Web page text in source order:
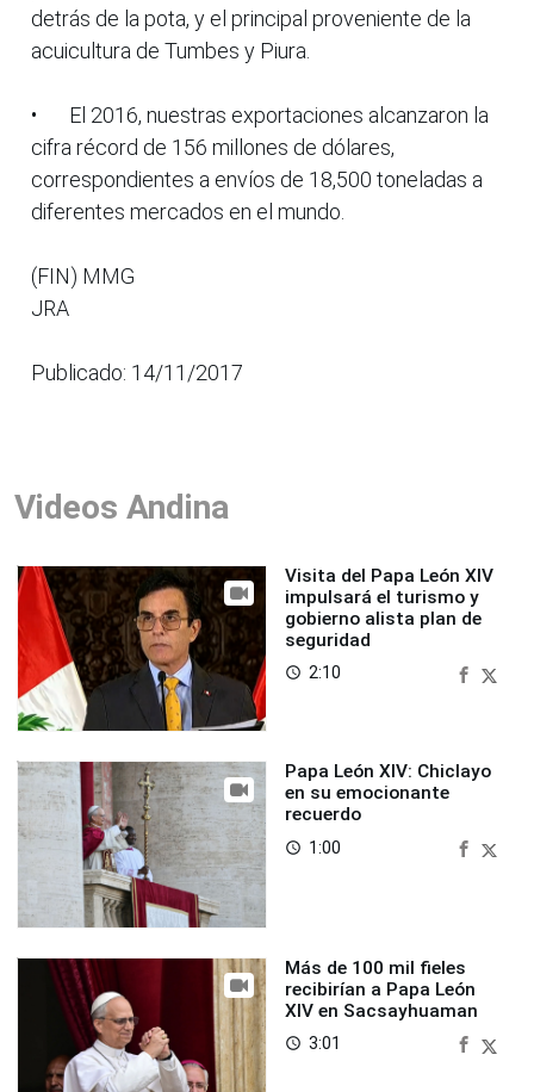
detrás de la pota, y el principal proveniente de la
acuicultura de Tumbes y Piura.
•
El 2016, nuestras exportaciones alcanzaron la
cifra récord de 156 millones de dólares,
correspondientes a envíos de 18,500 toneladas a
diferentes mercados en el mundo.
(FIN) MMG
JRA
Publicado: 14/11/2017
Videos Andina
Visita del Papa León XIV
impulsará el turismo y
gobierno alista plan de
seguridad
access_time 2:10
Papa León XIV: Chiclayo
en su emocionante
recuerdo
access_time 1:00
Más de 100 mil fieles
recibirían a Papa León
XIV en Sacsayhuaman
access_time 3:01